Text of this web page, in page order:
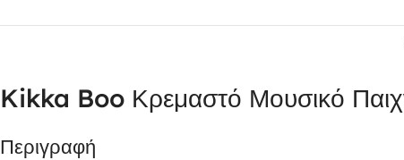
Kikka Boo Κρεμαστό Μουσικό
Περιγραφή